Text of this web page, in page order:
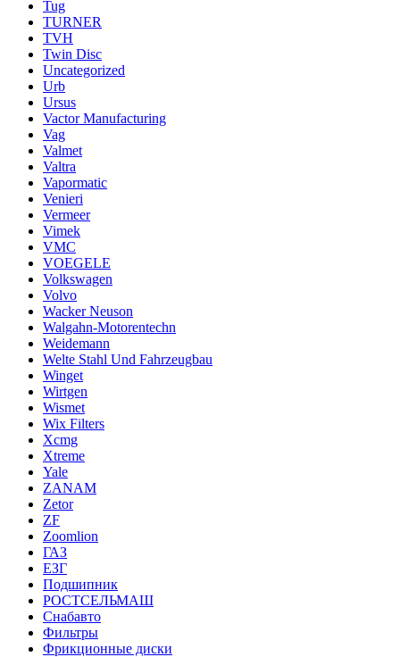
Tug
TURNER
TVH
Twin Disc
Uncategorized
Urb
Ursus
Vactor Manufacturing
Vag
Valmet
Valtra
Vapormatic
Venieri
Vermeer
Vimek
VMC
VOEGELE
Volkswagen
Volvo
Wacker Neuson
Walgahn-Motorentechn
Weidemann
Welte Stahl Und Fahrzeugbau
Winget
Wirtgen
Wismet
Wix Filters
Xcmg
Xtreme
Yale
ZANAM
Zetor
ZF
Zoomlion
ГАЗ
ЕЗГ
Подшипник
РОСТСЕЛЬМАШ
Снабавто
Фильтры
Фрикционные диски